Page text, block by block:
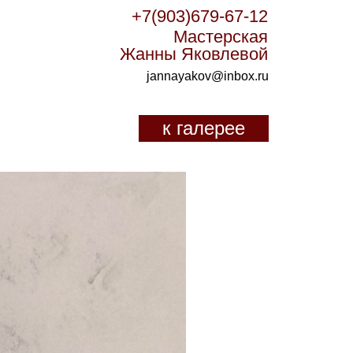
+7(903)679-67-12
Мастерская
Жанны Яковлевой
jannayakov@inbox.ru
к галерее